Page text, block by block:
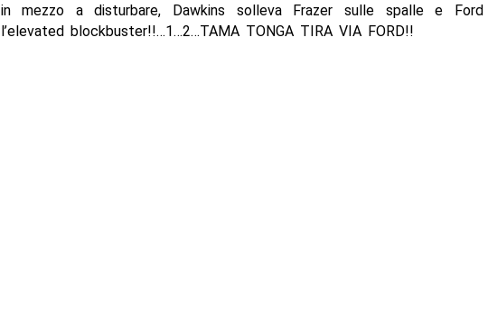
in mezzo a disturbare, Dawkins solleva Frazer sulle spalle e
l’elevated blockbuster!!…1…2…TAMA TONGA TIRA VIA FORD!!